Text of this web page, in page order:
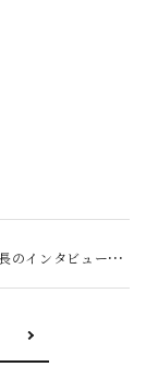
WEBメディア『日本全国お取り寄せ手帖』に弊社社長のインタビュー記事が掲載されました。